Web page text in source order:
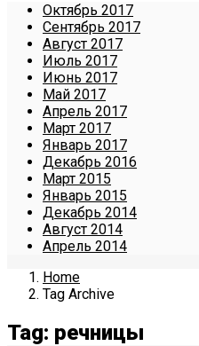
Октябрь 2017
Сентябрь 2017
Август 2017
Июль 2017
Июнь 2017
Май 2017
Апрель 2017
Март 2017
Январь 2017
Декабрь 2016
Март 2015
Январь 2015
Декабрь 2014
Август 2014
Апрель 2014
Home
Tag Archive
Tag: речницы